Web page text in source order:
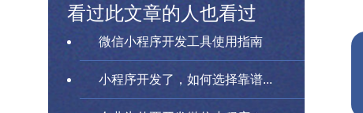
看过此文章的人也看过
微信小程序开发工具使用指南
小程序开发了，如何选择靠谱...